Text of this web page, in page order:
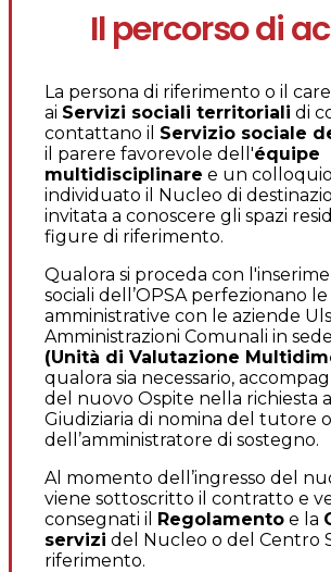
Il percorso di
La persona di riferimento o il
ai Servizi sociali territoriali di
contattano il Servizio sociale
il parere favorevole dell'équipe
multidisciplinare e un
individuato il Nucleo di
invitata a conoscere gli spazi
figure di riferimento.
Qualora si proceda con
sociali dell’OPSA perfezionano
amministrative con le aziende
Amministrazioni Comunali in
(Unità di Valutazione
qualora sia necessario,
del nuovo Ospite nella richiesta
Giudiziaria di nomina del tutore o
dell’amministratore di sostegno.
Al momento dell’ingresso del
viene sottoscritto il contratto e
consegnati il Regolamento e la
servizi del Nucleo o del Centro
riferimento.